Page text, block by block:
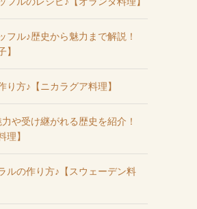
フル♪歴史から魅力まで解説！
】
り方♪【ニカラグア料理】
や受け継がれる歴史を紹介！
理】
ルの作り方♪【スウェーデン料